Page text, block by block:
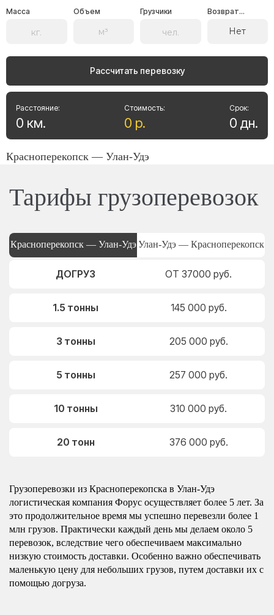
Масса Объем Грузчики Возврат...
Нет
Рассчитать перевозку
Стоимость:
0 р.
Расстояние:
0 км.
Срок:
0 дн.
Красноперекопск — Улан-Удэ
Тарифы грузоперевозок
Красноперекопск — Улан-Удэ Улан-Удэ — Красноперекопск
ДОГРУЗ ОТ 37000 руб.
1.5 тонны 145 000 руб.
3 тонны 205 000 руб.
5 тонны 257 000 руб.
10 тонны 310 000 руб.
20 тонн 376 000 руб.
Грузоперевозки из Красноперекопска в Улан-Удэ
логистическая компания Форус осуществляет более 5 лет. За
это продолжительное время мы успешно перевезли более 1
млн грузов. Практически каждый день мы делаем около 5
перевозок, вследствие чего обеспечиваем максимально
низкую стоимость доставки. Особенно важно обеспечивать
маленькую цену для небольших грузов, путем доставки их с
помощью догруза.